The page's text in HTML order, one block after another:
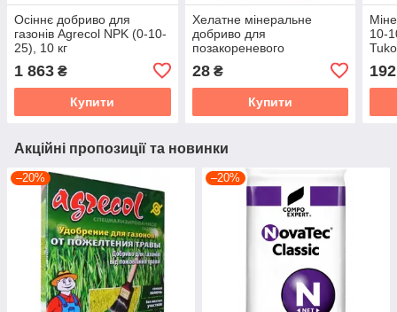
Осіннє добриво для
газонів Agrecol NPK (0-10-
25), 10 кг
1 863 ₴
Купити
Хелатне мінеральне
добриво для
позакореневого
підживлення Кеміра NPK
12-46-8, Organic Planet, 25
г
28₴
Купити
10-
192
Акційні пропозиції та новинки
–20% –20%